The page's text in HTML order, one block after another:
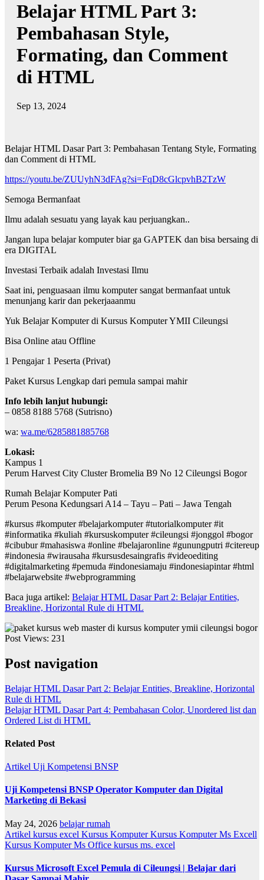
Belajar HTML Part 3:
Pembahasan Style,
Formating, dan Comment
di HTML
Sep 13, 2024
Belajar HTML Dasar Part 3: Pembahasan Tentang Style, Formating
dan Comment di HTML
https://youtu.be/ZUUyhN3dFAg?si=FqD8cGlcpvhB2TzW
Semoga Bermanfaat
Ilmu adalah sesuatu yang layak kau perjuangkan..
Jangan lupa belajar komputer biar ga GAPTEK dan bisa bersaing di
era DIGITAL
Investasi Terbaik adalah Investasi Ilmu
Saat ini, penguasaan ilmu komputer sangat bermanfaat untuk
menunjang karir dan pekerjaaanmu
Yuk Belajar Komputer di Kursus Komputer YMII Cileungsi
Bisa Online atau Offline
1 Pengajar 1 Peserta (Privat)
Paket Kursus Lengkap dari pemula sampai mahir
Info lebih lanjut hubungi:
– 0858 8188 5768 (Sutrisno)
wa: wa.me/6285881885768
Lokasi:
Kampus 1
Perum Harvest City Cluster Bromelia B9 No 12 Cileungsi Bogor
Rumah Belajar Komputer Pati
Perum Pesona Kedungsari A14 – Tayu – Pati – Jawa Tengah
#kursus #komputer #belajarkomputer #tutorialkomputer #it
#informatika #kuliah #kursuskomputer #cileungsi #jonggol #bogor
#cibubur #mahasiswa #online #belajaronline #gunungputri #citereup
#indonesia #wirausaha #kursusdesaingrafis #videoediting
#digitalmarketing #pemuda #indonesiamaju #indonesiapintar #html
#belajarwebsite #webprogramming
Baca juga artikel: Belajar HTML Dasar Part 2: Belajar Entities,
Breakline, Horizontal Rule di HTML
Post Views: 231
Post navigation
Belajar HTML Dasar Part 2: Belajar Entities, Breakline, Horizontal
Rule di HTML
Belajar HTML Dasar Part 4: Pembahasan Color, Unordered list dan
Ordered List di HTML
Related Post
Artikel Uji Kompetensi BNSP
Uji Kompetensi BNSP Operator Komputer dan Digital
Marketing di Bekasi
May 24, 2026 belajar rumah
Artikel kursus excel Kursus KomputerKursus Komputer Ms Excell
Kursus Komputer Ms Office kursus ms. excel
Kursus Microsoft Excel Pemula di Cileungsi | Belajar dari